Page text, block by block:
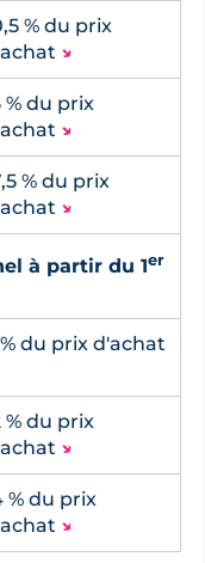
% du prix
↘
% du prix
↘
% du prix
↘
à partir du 1er
du prix d'achat
% du prix
↘
% du prix
↘